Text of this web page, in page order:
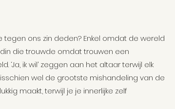
ons zin deden? Enkel omdat de wereld
die trouwde omdat trouwen een
ik wil’ zeggen aan het altaar terwijl elk
wel de grootste mishandeling van de
maakt, terwijl je je innerlijke zelf